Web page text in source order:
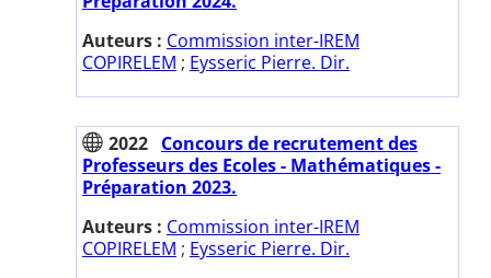
Auteurs : Commission inter-IREM
COPIRELEM ; Eysseric Pierre. Dir.
2022 Concours de recrutement des
Professeurs des Ecoles - Mathématiques -
Préparation 2023.
Auteurs : Commission inter-IREM
COPIRELEM ; Eysseric Pierre. Dir.